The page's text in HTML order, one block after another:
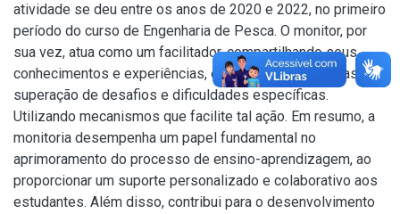
atividade se deu entre os anos de 2020 e 2022, no primeiro
período do curso de Engenharia de Pesca. O monitor, por
sua vez, atua como um facilitador, compartilhando seus
conhecimentos e experiências, e auxiliando os colegas na
superação de desafios e dificuldades específicas.
Utilizando mecanismos que facilite tal ação. Em resumo, a
monitoria desempenha um papel fundamental no
aprimoramento do processo de ensino-aprendizagem, ao
proporcionar um suporte personalizado e colaborativo aos
estudantes. Além disso, contribui para o desenvolvimento